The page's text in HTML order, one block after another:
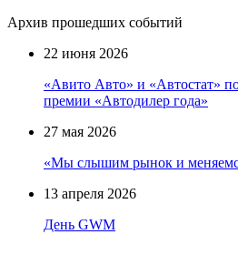
Архив прошедших событий
22 июня 2026
«Авито Авто» и «Автостат»
премии «Автодилер года»
27 мая 2026
«Мы слышим рынок и
13 апреля 2026
День GWM